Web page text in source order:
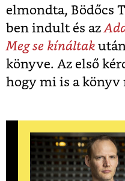
elmondta, Bödőcs
ben indult és az
Meg se kínáltak
könyve. Az első
hogy mi is a könyv